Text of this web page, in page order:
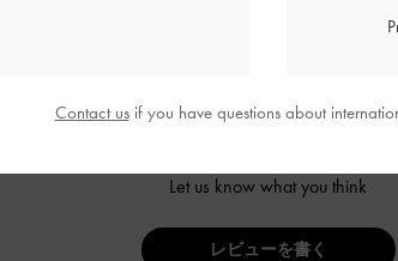
ご感想をお聞かせくださ
Let us know what you think
レビューを書く
Contact usif you have questions about